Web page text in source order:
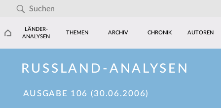
LÄNDER-
ANALYSEN
THEMEN ARCHIV CHRONIK AUTOREN
RUSSLAND-ANALYSEN
AUSGABE 106 (30.06.2006)